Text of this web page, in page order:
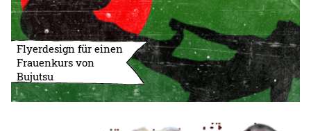
Flyerdesign für einen
Frauenkurs von
Bujutsu